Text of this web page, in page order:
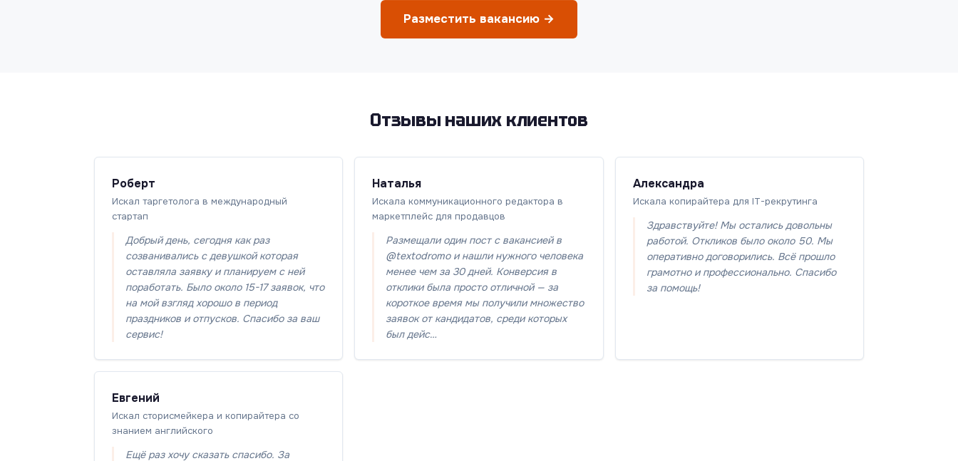
Разместить вакансию →
Отзывы наших клиентов
Роберт
Искал таргетолога в международный
стартап
Добрый день, сегодня как раз
созванивались с девушкой которая
оставляла заявку и планируем с ней
поработать. Было около 15-17 заявок, что
на мой взгляд хорошо в период
праздников и отпусков. Спасибо за ваш
сервис!
Наталья
Искала коммуникационного редактора в
маркетплейс для продавцов
Размещали один пост с вакансией в
@textodromo и нашли нужного человека
менее чем за 30 дней. Конверсия в
отклики была просто отличной — за
короткое время мы получили множество
заявок от кандидатов, среди которых
был дейс…
Александра
Искала копирайтера для IT-рекрутинга
Здравствуйте! Мы остались довольны
работой. Откликов было около 50. Мы
оперативно договорились. Всё прошло
грамотно и профессионально. Спасибо
за помощь!
Евгений
Искал сторисмейкера и копирайтера со
знанием английского
Ещё раз хочу сказать спасибо. За